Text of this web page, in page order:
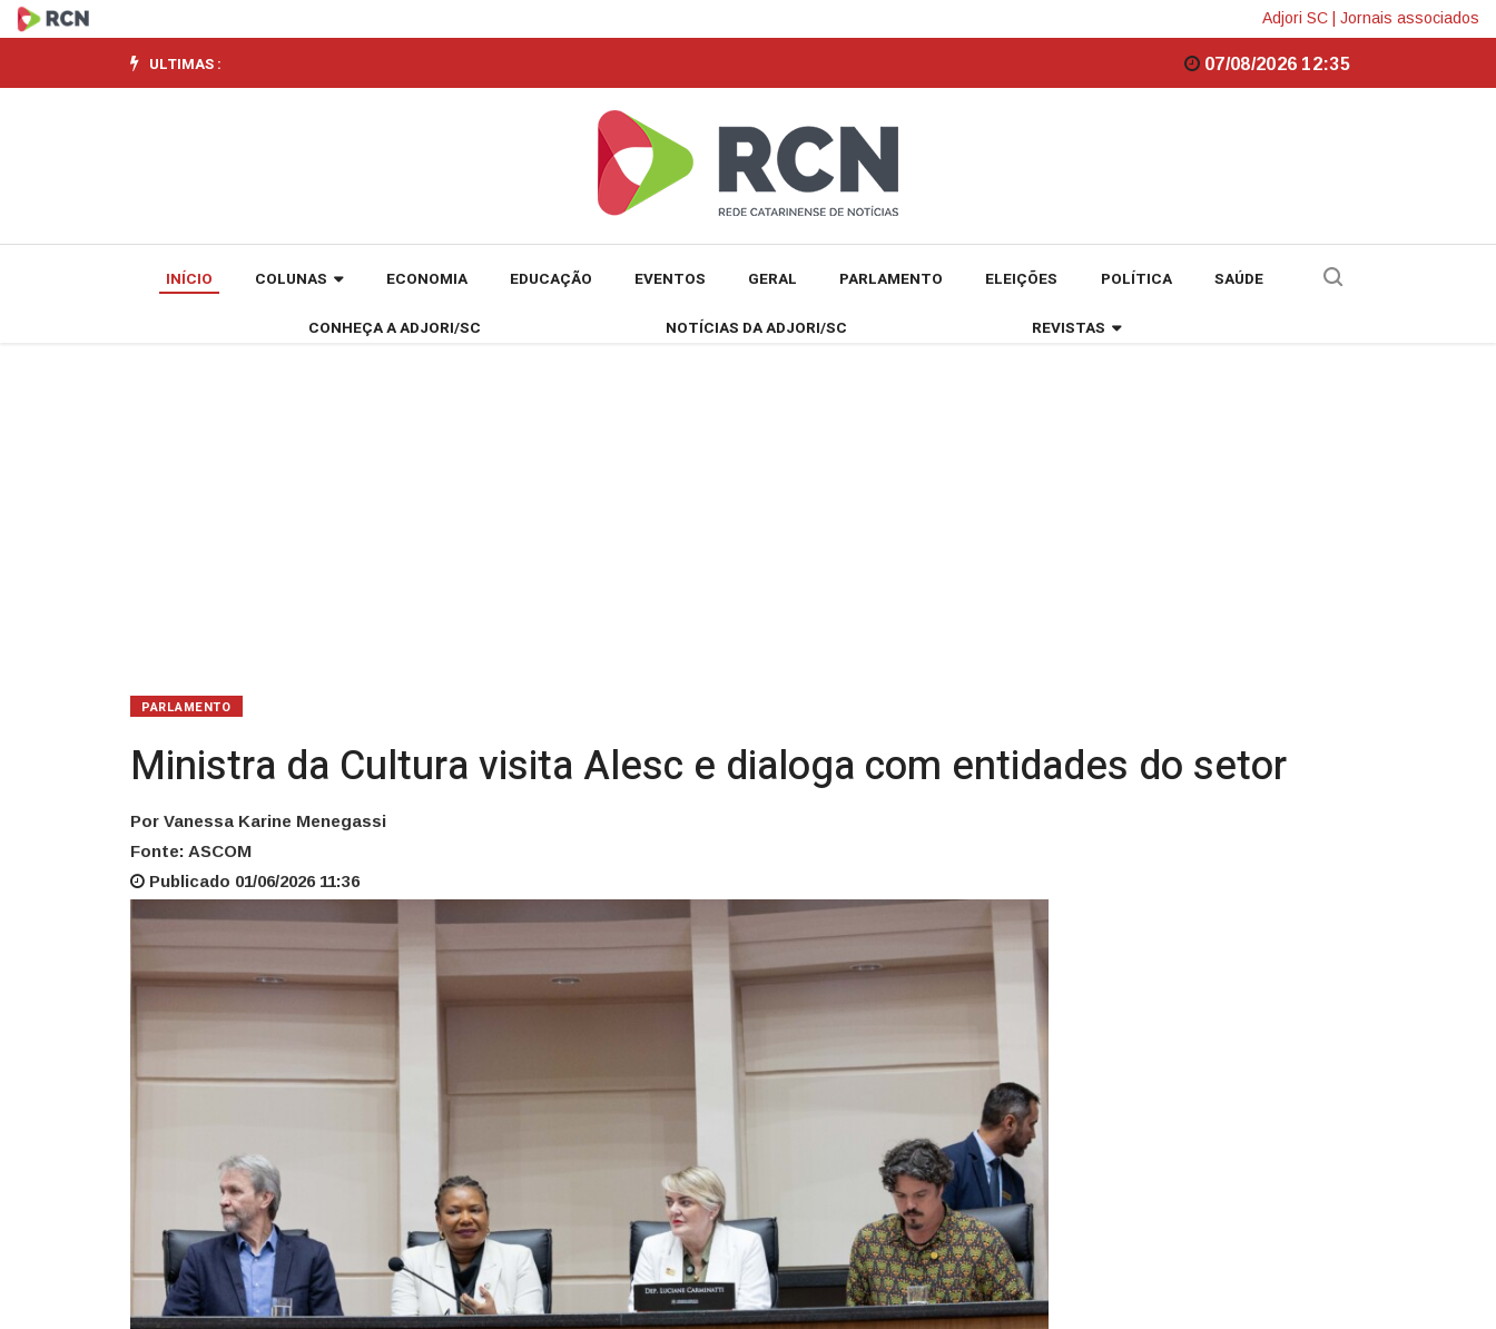
Ministra
da
e
Adjori SC Jornais associados
ULTIMAS : 07/08/2026 12:35
INÍCIO COLUNAS ECONOMIA EDUCAÇÃO EVENTOS GERAL PARLAMENTO ELEIÇÕES POLÍTICA SAÚDE
CONHEÇA A ADJORI/SC NOTÍCIAS DA ADJORI/SC REVISTAS
PARLAMENTO
Ministra da Cultura visita Alesc e dialoga com entidades do setor
Por Vanessa Karine Menegassi
Fonte: ASCOM
Publicado 01/06/2026 11:36